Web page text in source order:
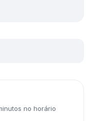
no horário